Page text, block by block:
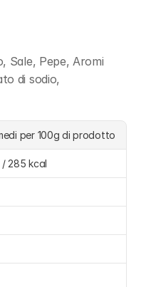
Sale, Pepe, Aromi
di sodio,
per 100g di prodotto
/ 285 kcal